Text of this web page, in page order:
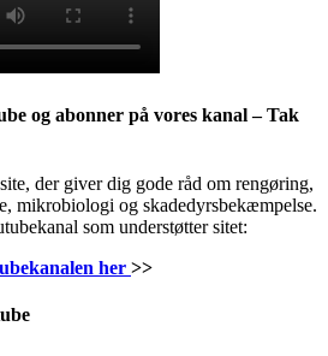
og abonner på vores kanal – Tak
der giver dig gode råd om rengøring,
mikrobiologi og skadedyrsbekæmpelse.
som understøtter sitet:
her >>